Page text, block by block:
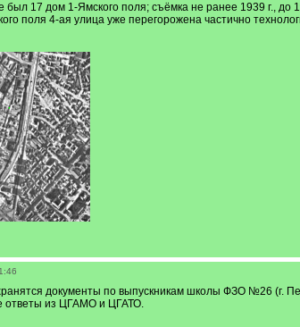
был 17 дом 1-Ямского поля; съёмка не ранее 1939 г., до
поля 4-ая улица уже перегорожена частично
документы по выпускникам школы ФЗО №26 (г.
ответы из ЦГАМО и ЦГАТО.